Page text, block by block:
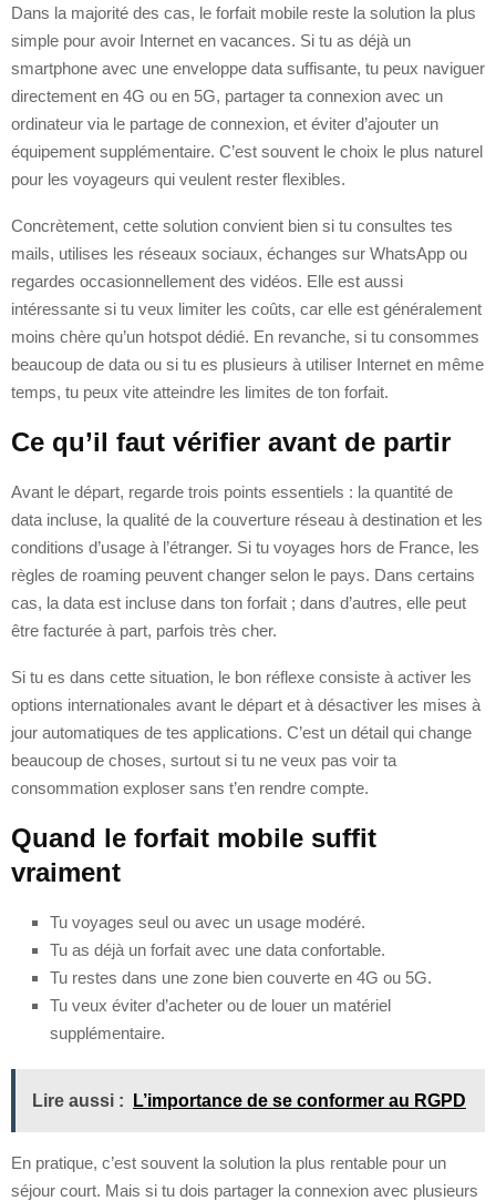
Dans la majorité des cas, le forfait mobile reste la solution la plus
simple pour avoir Internet en vacances. Si tu as déjà un
smartphone avec une enveloppe data suffisante, tu peux naviguer
directement en 4G ou en 5G, partager ta connexion avec un
ordinateur via le partage de connexion, et éviter d’ajouter un
équipement supplémentaire. C’est souvent le choix le plus naturel
pour les voyageurs qui veulent rester flexibles.
Concrètement, cette solution convient bien si tu consultes tes
mails, utilises les réseaux sociaux, échanges sur WhatsApp ou
regardes occasionnellement des vidéos. Elle est aussi
intéressante si tu veux limiter les coûts, car elle est généralement
moins chère qu’un hotspot dédié. En revanche, si tu consommes
beaucoup de data ou si tu es plusieurs à utiliser Internet en même
temps, tu peux vite atteindre les limites de ton forfait.
Ce qu’il faut vérifier avant de partir
Avant le départ, regarde trois points essentiels : la quantité de
data incluse, la qualité de la couverture réseau à destination et les
conditions d’usage à l’étranger. Si tu voyages hors de France, les
règles de roaming peuvent changer selon le pays. Dans certains
cas, la data est incluse dans ton forfait ; dans d’autres, elle peut
être facturée à part, parfois très cher.
Si tu es dans cette situation, le bon réflexe consiste à activer les
options internationales avant le départ et à désactiver les mises à
jour automatiques de tes applications. C’est un détail qui change
beaucoup de choses, surtout si tu ne veux pas voir ta
consommation exploser sans t’en rendre compte.
Quand le forfait mobile suffit
vraiment
Tu voyages seul ou avec un usage modéré.
Tu as déjà un forfait avec une data confortable.
Tu restes dans une zone bien couverte en 4G ou 5G.
Tu veux éviter d’acheter ou de louer un matériel
supplémentaire.
Lire aussi : L’importance de se conformer au RGPD
En pratique, c’est souvent la solution la plus rentable pour un
séjour court. Mais si tu dois partager la connexion avec plusieurs